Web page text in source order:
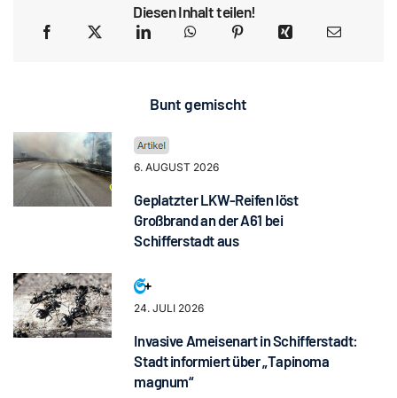
Diesen Inhalt teilen!
Bunt gemischt
6. AUGUST 2026
Geplatzter LKW-Reifen löst
Großbrand an der A61 bei
Schifferstadt aus
24. JULI 2026
Invasive Ameisenart in Schifferstadt:
Stadt informiert über „Tapinoma
magnum“